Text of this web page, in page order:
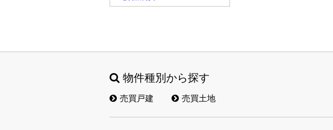
物件種別から探す
売買戸建 売買土地